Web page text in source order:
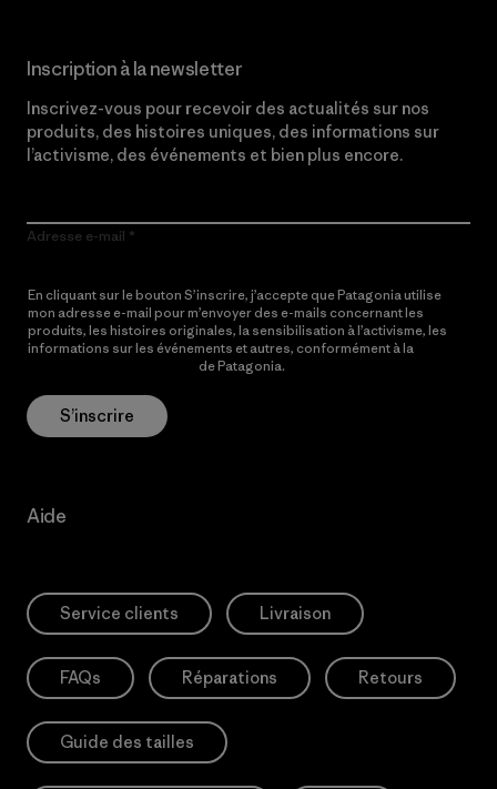
Inscription à la newsletter
Inscrivez-vous pour recevoir des actualités sur nos
produits, des histoires uniques, des informations sur
l’activisme, des événements et bien plus encore.
Adresse e-mail
En cliquant sur le bouton S’inscrire, j’accepte que Patagonia utilise
mon adresse e-mail pour m’envoyer des e-mails concernant les
produits, les histoires originales, la sensibilisation à l’activisme, les
informations sur les événements et autres, conformément à la
de Patagonia.
S’inscrire
Aide
Service clients Livraison
FAQs Réparations Retours
Guide des tailles